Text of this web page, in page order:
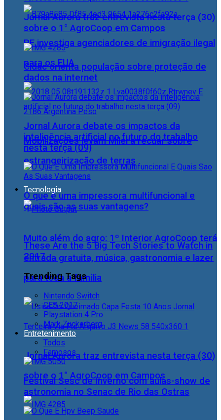
PF investiga agenciadores de imigração ilegal
para os EUA
Mobilizações levam Milei a recuar sobre
estrangeirização de terras
Tecnologia
Muito além do agro: 1º Interior AgroCoop terá
entrada gratuita, música, gastronomia e lazer
para toda a família
Jornal Aurora traz entrevista nesta terça (30)
sobre o 1° AgroCoop em Campos
Jornal Aurora traz entrevista nesta terça (30)
sobre o 1° AgroCoop em Campos
Cidac orienta população sobre proteção de
dados na internet
Jornal Aurora debate os impactos da
inteligência artificial no futuro do trabalho
nesta terça (09)
O que é uma impressora multifuncional e
quais são as suas vantagens?
These Are the 5 Big Tech Stories to Watch in
2017
Trending Tags
Nintendo Switch
CES 2017
Playstation 4 Pro
Mark Zuckerberg
Entretenimento
Todos
Famosos
Festival Sesc de Inverno com aulas-show de
astronomia no Senac de Rio das Ostras